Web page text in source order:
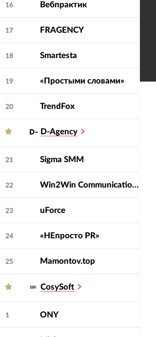
16 Вебпрактик
17 FRAGENCY
18 Smartesta
19 «Простыми словами»
20 TrendFox
D-Agency
21 Sigma SMM
22 Win2Win Communications
23 uForce
24 «НЕпросто PR»
25 Mamontov.top
CosySoft
1 ONY